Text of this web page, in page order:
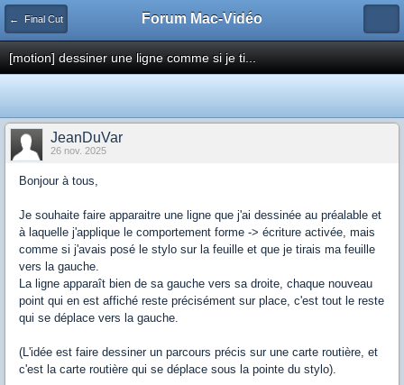
← Final Cut Forum Mac-Vidéo
[motion] dessiner une ligne comme si je ti...
JeanDuVar
26 nov. 2025
Bonjour à tous,
Je souhaite faire apparaitre une ligne que j'ai dessinée au préalable et
à laquelle j'applique le comportement forme -> écriture activée, mais
comme si j'avais posé le stylo sur la feuille et que je tirais ma feuille
vers la gauche.
La ligne apparaît bien de sa gauche vers sa droite, chaque nouveau
point qui en est affiché reste précisément sur place, c'est tout le reste
qui se déplace vers la gauche.
(L'idée est faire dessiner un parcours précis sur une carte routière, et
c'est la carte routière qui se déplace sous la pointe du stylo).